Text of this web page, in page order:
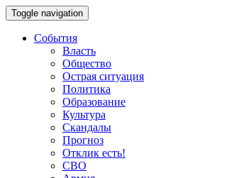
Toggle navigation
События
Власть
Общество
Острая ситуация
Политика
Образование
Культура
Скандалы
Прогноз
Отклик есть!
СВО